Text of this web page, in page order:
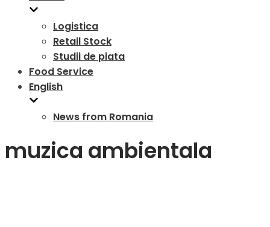
Logistica
Retail Stock
Studii de piata
Food Service
English
News from Romania
muzica ambientala